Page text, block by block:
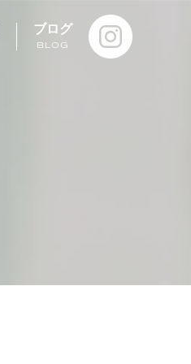
ブログ
BLOG